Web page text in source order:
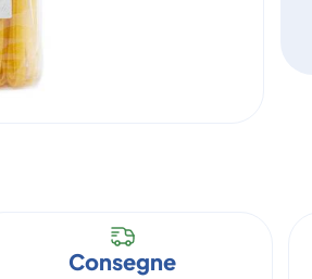
Consegne